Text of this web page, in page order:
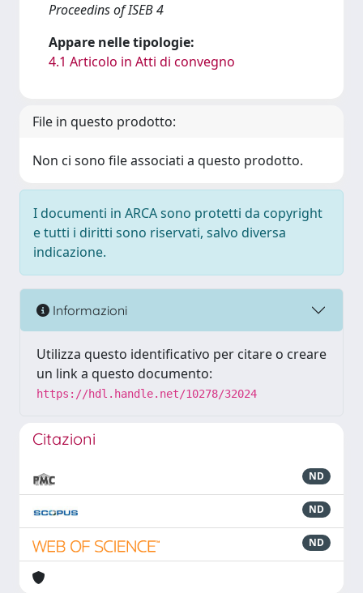
Proceedins of ISEB 4
Appare nelle tipologie:
4.1 Articolo in Atti di convegno
File in questo prodotto:
Non ci sono file associati a questo prodotto.
I documenti in ARCA sono protetti da copyright
e tutti i diritti sono riservati, salvo diversa
indicazione.
Informazioni
Utilizza questo identificativo per citare o creare
un link a questo documento:
https://hdl.handle.net/10278/32024
Citazioni
ND
ND
ND